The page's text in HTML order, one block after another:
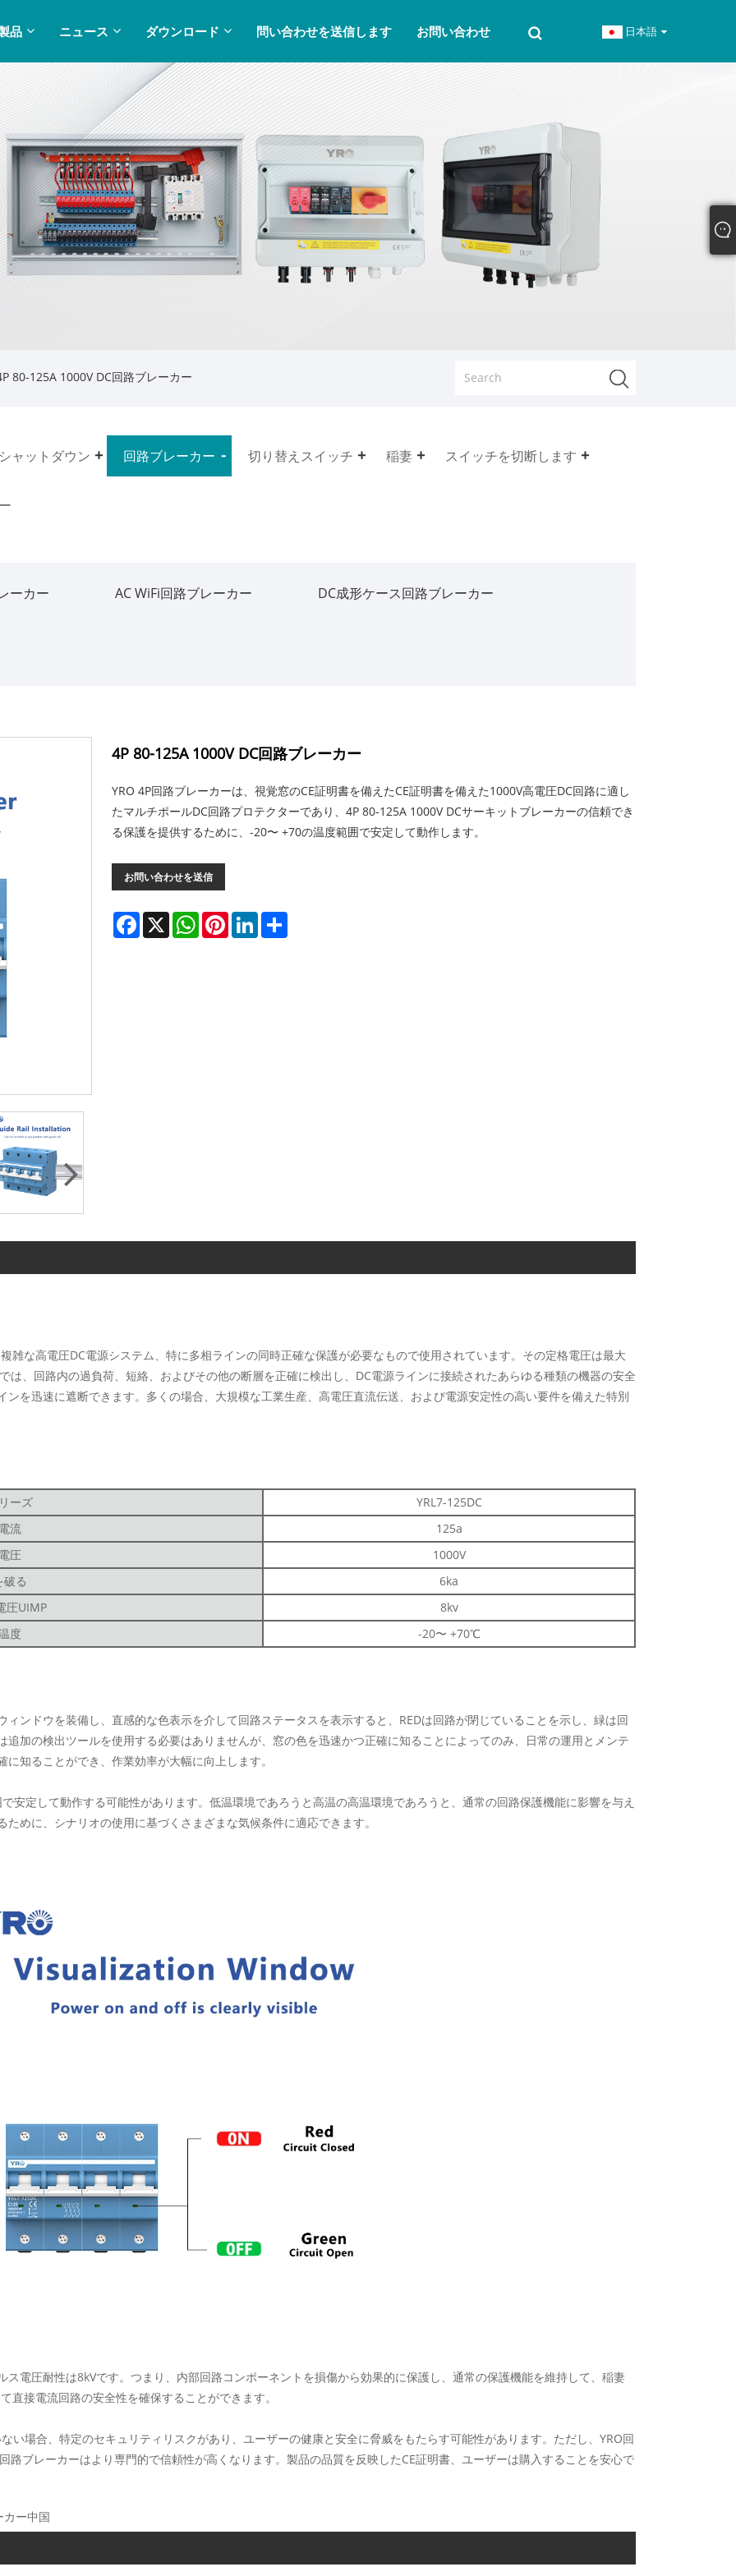
品 ニュース ダウンロード 問い合わせを送信します お問い合わせ 日本語
80-125A 1000V DC回路ブレーカー
ャットダウン 回路ブレーカー 切り替えスイッチ 稲妻 スイッチを切断します
ーカー AC WiFi回路ブレーカー DC成形ケース回路ブレーカー
4P 80-125A 1000V DC回路ブレーカー
YRO 4P回路ブレーカーは、視覚窓のCE証明書を備えたCE証明書を備えた1000V高電圧DC回路に適し
たマルチポールDC回路プロテクターであり、4P 80-125A 1000V DCサーキットブレーカーの信頼でき
る保護を提供するために、-20〜 +70の温度範囲で安定して動作します。
お問い合わせを送信
Facebook
X WhatsAppPinterestLinkedIn
雑な高電圧DC電源システム、特に多相ラインの同時正確な保護が必要なもので使用されています。その定格電圧は最大
は、回路内の過負荷、短絡、およびその他の断層を正確に検出し、DC電源ラインに接続されたあらゆる種類の機器の安全
を迅速に遮断できます。多くの場合、大規模な工業生産、高電圧直流伝送、および電源安定性の高い要件を備えた特別
ーズ
YRL7-125DC
流
125a
圧
1000V
破る
6ka
圧UIMP
8kv
度
-20〜 +70℃
ンドウを装備し、直感的な色表示を介して回路ステータスを表示すると、REDは回路が閉じていることを示し、緑は回
加の検出ツールを使用する必要はありませんが、窓の色を迅速かつ正確に知ることによってのみ、日常の運用とメンテ
知ることができ、作業効率が大幅に向上します。
安定して動作する可能性があります。低温環境であろうと高温の高温環境であろうと、通常の回路保護機能に影響を与え
めに、シナリオの使用に基づくさまざまな気候条件に適応できます。
電圧耐性は8kVです。つまり、内部回路コンポーネントを損傷から効果的に保護し、通常の保護機能を維持して、稲妻
接電流回路の安全性を確保することができます。
い場合、特定のセキュリティリスクがあり、ユーザーの健康と安全に脅威をもたらす可能性があります。ただし、YRO回
路ブレーカーはより専門的で信頼性が高くなります。製品の品質を反映したCE証明書、ユーザーは購入することを安心で
カー中国